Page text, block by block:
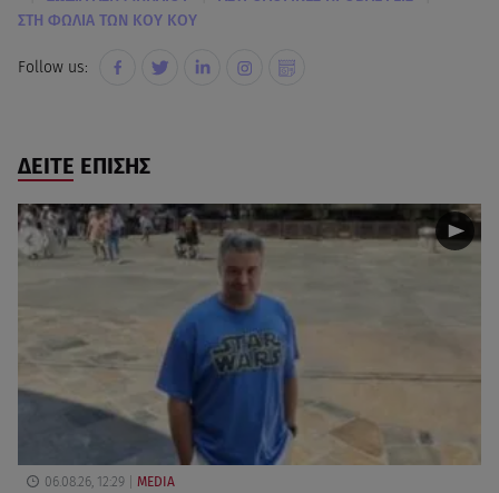
ΣΤΗ ΦΩΛΙΑ ΤΩΝ ΚΟΥ ΚΟΥ
Follow us:
ΔΕΙΤΕ ΕΠΙΣΗΣ
06.08.26, 12:29 MEDIA